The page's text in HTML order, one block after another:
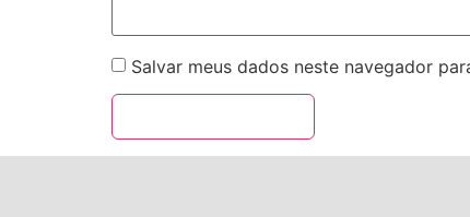
Salvar meus dados neste navegador